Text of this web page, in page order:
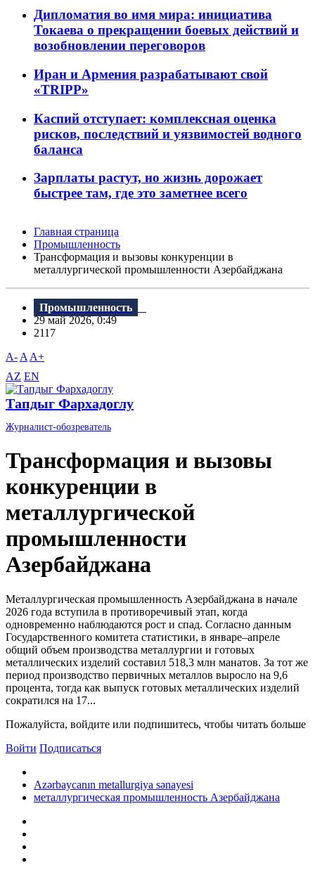
Дипломатия во имя мира: инициатива
Токаева о прекращении боевых действий и
возобновлении переговоров
Иран и Армения разрабатывают свой
«TRIPP»
Каспий отступает: комплексная оценка
рисков, последствий и уязвимостей водного
баланса
Зарплаты растут, но жизнь дорожает
быстрее там, где это заметнее всего
Главная страница
Промышленность
Трансформация и вызовы конкуренции в
металлургической промышленности Азербайджана
Промышленность
29 май 2026, 0:49
2117
A- A A+
AZ EN
Тапдыг Фархадоглу
Журналист-обозреватель
Трансформация и вызовы
конкуренции в
металлургической
промышленности
Азербайджана
Металлургическая промышленность Азербайджана в начале
2026 года вступила в противоречивый этап, когда
одновременно наблюдаются рост и спад. Согласно данным
Государственного комитета статистики, в январе–апреле
общий объем производства металлургии и готовых
металлических изделий составил 518,3 млн манатов. За тот же
период производство первичных металлов выросло на 9,6
процента, тогда как выпуск готовых металлических изделий
сократился на 17...
Пожалуйста, войдите или подпишитесь, чтобы читать больше
Войти Подписаться
Azərbaycanın metallurgiya sənayesi
металлургическая промышленность Азербайджана